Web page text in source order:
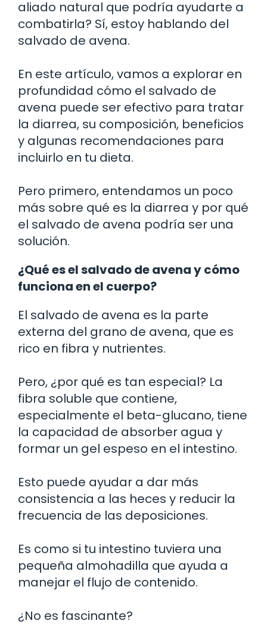
aliado natural que podría ayudarte a
combatirla? Sí, estoy hablando del
salvado de avena.
En este artículo, vamos a explorar en
profundidad cómo el salvado de
avena puede ser efectivo para tratar
la diarrea, su composición, beneficios
y algunas recomendaciones para
incluirlo en tu dieta.
Pero primero, entendamos un poco
más sobre qué es la diarrea y por qué
el salvado de avena podría ser una
solución.
¿Qué es el salvado de avena y cómo
funciona en el cuerpo?
El salvado de avena es la parte
externa del grano de avena, que es
rico en fibra y nutrientes.
Pero, ¿por qué es tan especial? La
fibra soluble que contiene,
especialmente el beta-glucano, tiene
la capacidad de absorber agua y
formar un gel espeso en el intestino.
Esto puede ayudar a dar más
consistencia a las heces y reducir la
frecuencia de las deposiciones.
Es como si tu intestino tuviera una
pequeña almohadilla que ayuda a
manejar el flujo de contenido.
¿No es fascinante?